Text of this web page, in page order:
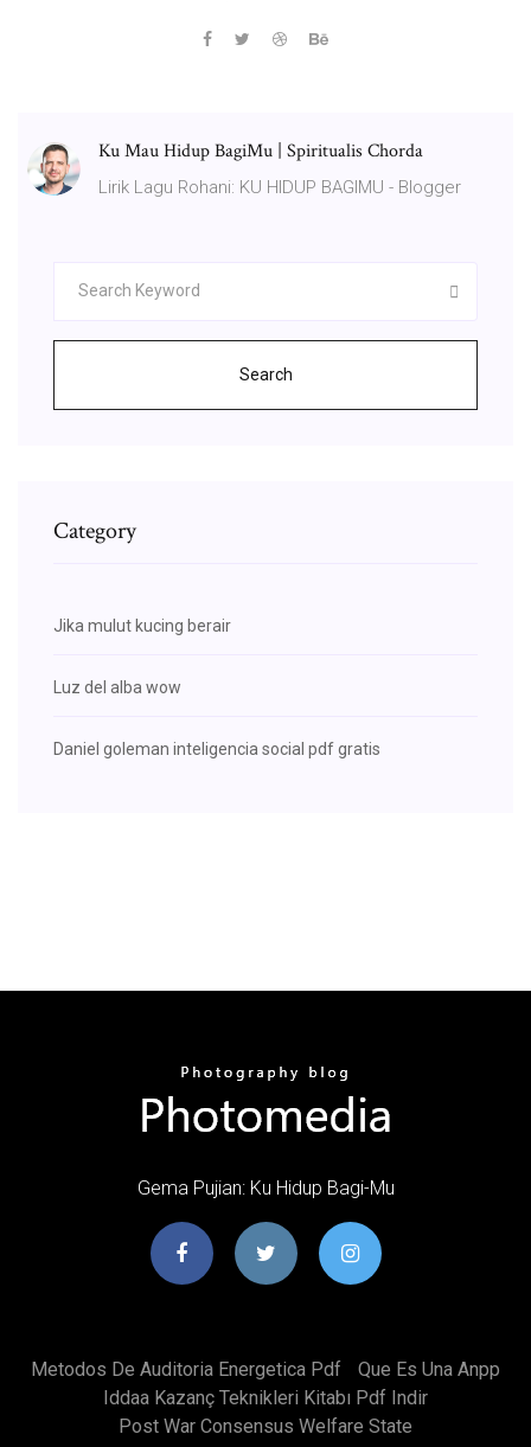
Ku Mau Hidup BagiMu | Spiritualis Chorda
Lirik Lagu Rohani: KU HIDUP BAGIMU - Blogger
Search
Category
Jika mulut kucing berair
Luz del alba wow
Daniel goleman inteligencia social pdf gratis
Gema Pujian: Ku Hidup Bagi-Mu
Metodos De Auditoria Energetica Pdf
Que Es Una Anpp
Iddaa Kazanç Teknikleri Kitabı Pdf Indir
Post War Consensus Welfare State